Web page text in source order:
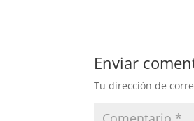
Enviar
Tu dirección de